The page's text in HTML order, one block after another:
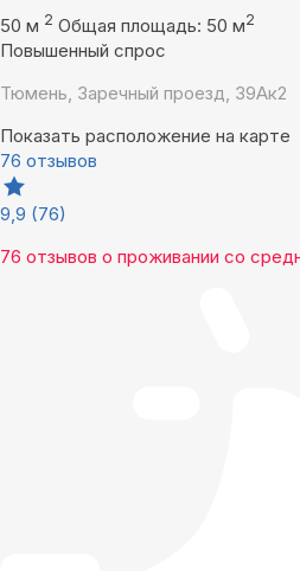
50 м 2 Общая площадь: 50 м2
Повышенный спрос
Тюмень, Заречный проезд, 39Ак2
Показать расположение на карте
76 отзывов
9,9 (76)
76 отзывов о проживании со